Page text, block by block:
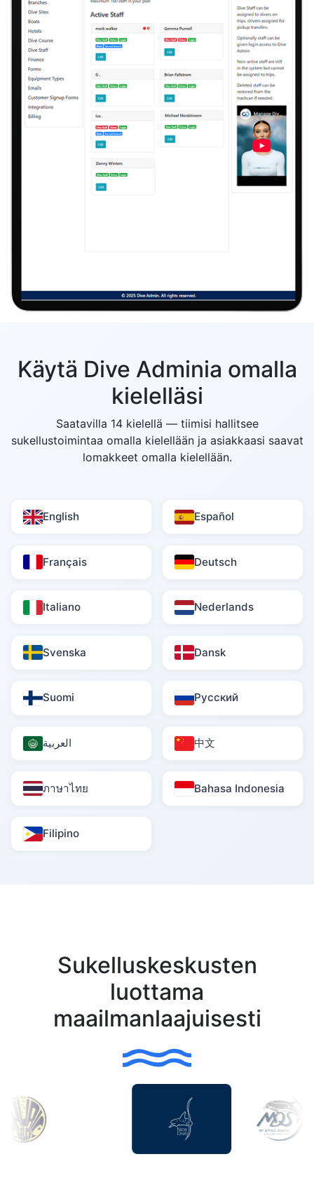
Käytä Dive Adminia omalla
kielelläsi
Saatavilla 14 kielellä — tiimisi hallitsee
sukellustoimintaa omalla kielellään ja asiakkaasi saavat
lomakkeet omalla kielellään.
English Español
Français Deutsch
Italiano Nederlands
Svenska Dansk
Suomi Русский
العربية 中文
ภาษาไทย Bahasa Indonesia
Filipino
Sukelluskeskusten
luottama
maailmanlaajuisesti